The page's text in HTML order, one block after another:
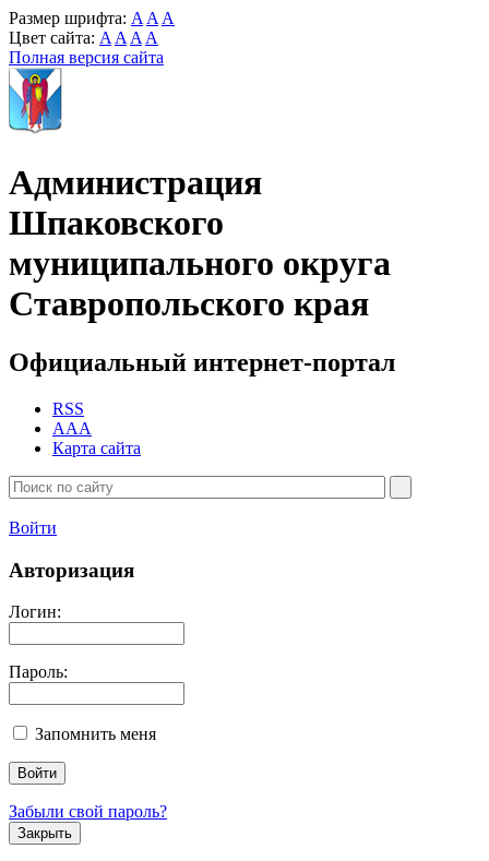
Размер шрифта: A A A
Цвет сайта: A A A A
Полная версия сайта
Администрация
Шпаковского
муниципального округа
Ставропольского края
Официальный интернет-портал
RSS
AAA
Карта сайта
Войти
Авторизация
Логин:
Пароль:
Запомнить меня
Забыли свой пароль?
Закрыть